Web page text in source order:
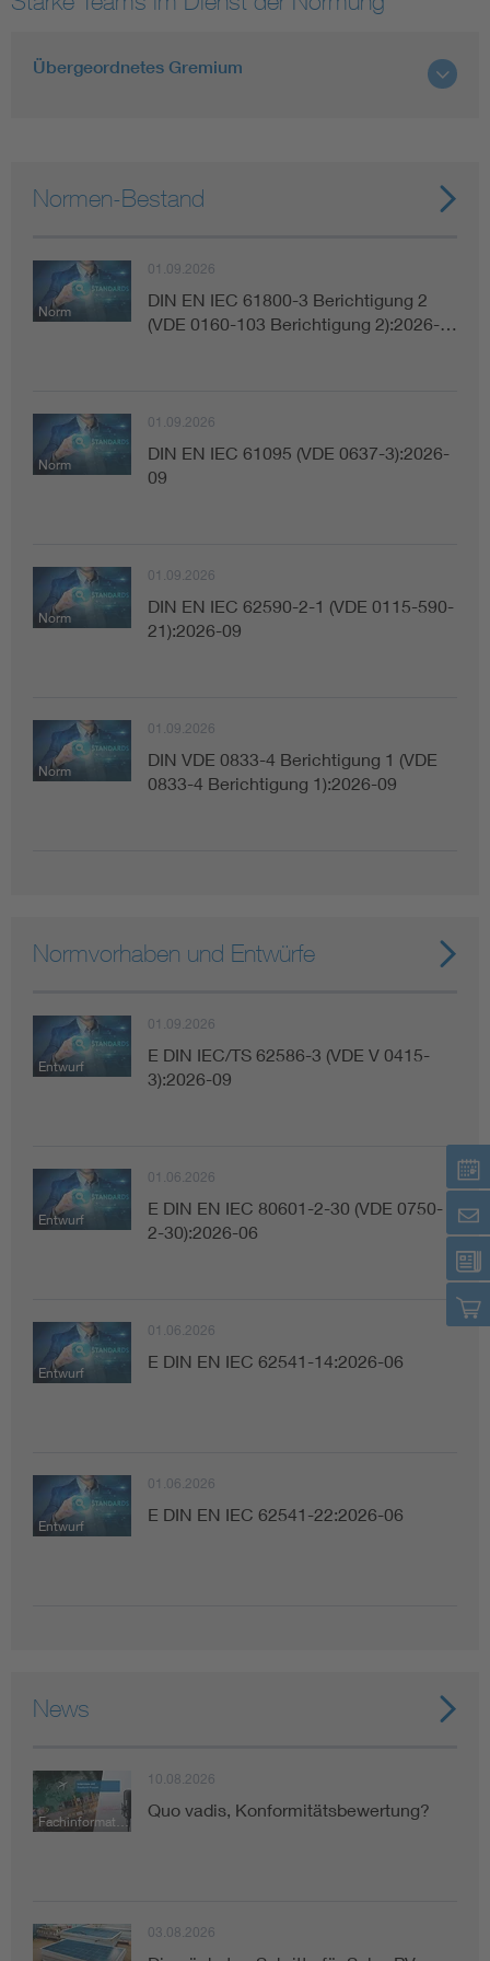
Smart Cities
Cybersecurity in der Industrieautomatisierung
Elektrofachkraft (EFK)
Übergeordnetes Gremium
Normen-Bestand
Norm
01.09.2026
DIN EN IEC 61800-3 Berichtigung 2
(VDE 0160-103 Berichtigung 2):2026-…
Norm
01.09.2026
DIN EN IEC 61095 (VDE 0637-3):2026-
09
Norm
01.09.2026
DIN EN IEC 62590-2-1 (VDE 0115-590-
21):2026-09
Norm
01.09.2026
DIN VDE 0833-4 Berichtigung 1 (VDE
0833-4 Berichtigung 1):2026-09
Normvorhaben und Entwürfe
Entwurf
01.09.2026
E DIN IEC/TS 62586-3 (VDE V 0415-
3):2026-09
Entwurf
01.06.2026
E DIN EN IEC 80601-2-30 (VDE 0750-
2-30):2026-06
Entwurf
01.06.2026
E DIN EN IEC 62541-14:2026-06
Entwurf
01.06.2026
E DIN EN IEC 62541-22:2026-06
News
Fachinformation
10.08.2026
Quo vadis, Konformitätsbewertung?
03.08.2026